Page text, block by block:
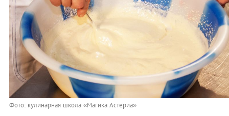
Фото: кулинарная школа «Магика Астериа»